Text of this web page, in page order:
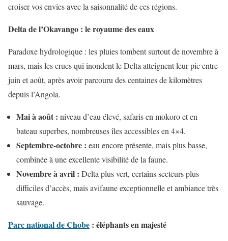
croiser vos envies avec la saisonnalité de ces régions.
Delta de l’Okavango : le royaume des eaux
Paradoxe hydrologique : les pluies tombent surtout de novembre à
mars, mais les crues qui inondent le Delta atteignent leur pic entre
juin et août, après avoir parcouru des centaines de kilomètres
depuis l’Angola.
Mai à août : niveau d’eau élevé, safaris en mokoro et en
bateau superbes, nombreuses îles accessibles en 4×4.
Septembre-octobre : eau encore présente, mais plus basse,
combinée à une excellente visibilité de la faune.
Novembre à avril : Delta plus vert, certains secteurs plus
difficiles d’accès, mais avifaune exceptionnelle et ambiance très
sauvage.
Parc national de Chobe : éléphants en majesté